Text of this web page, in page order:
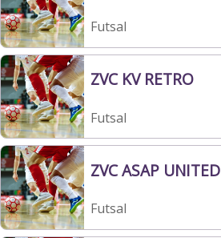
Futsal
ZVC KV RETRO
Futsal
ZVC ASAP UNITED
Futsal